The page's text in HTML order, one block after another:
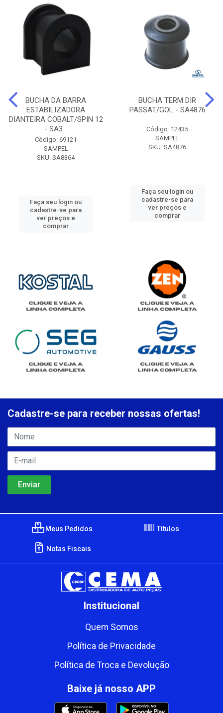
BUCHA DA BARRA
ESTABILIZADORA
DIANTEIRA COBALT/SPIN 12
- SA3...
Código: 69121
SAMPEL
SKU: SA8364
Faça seu login ou
cadastre-se para
ver preços e
comprar
BUCHA TERM DIR
PASSAT/GOL - SA4876
Código: 12435
SAMPEL
SKU: SA4876
Faça seu login ou
cadastre-se para
ver preços e
comprar
Cadastre-se para receber nossas ofertas!
Meus Pedidos Títulos
Notas Fiscais
Institucional
Quem Somos
Política de Privacidade
Política de Troca e Devolução
Baixe já nosso APP